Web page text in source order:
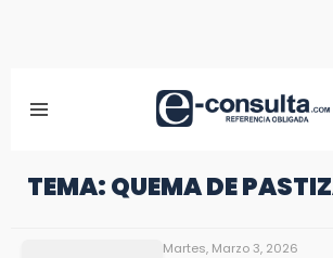
TEMA: QUEMA DE
Martes, Marzo 3, 2026